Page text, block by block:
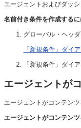
エージェントおよびダッ
名前付き条件を作成する
グローバル・ヘッダ
「新規条件」ダイ
「新規条件」ダイ
エージェントが
エージェントがコンテン
エージェントがコンテン